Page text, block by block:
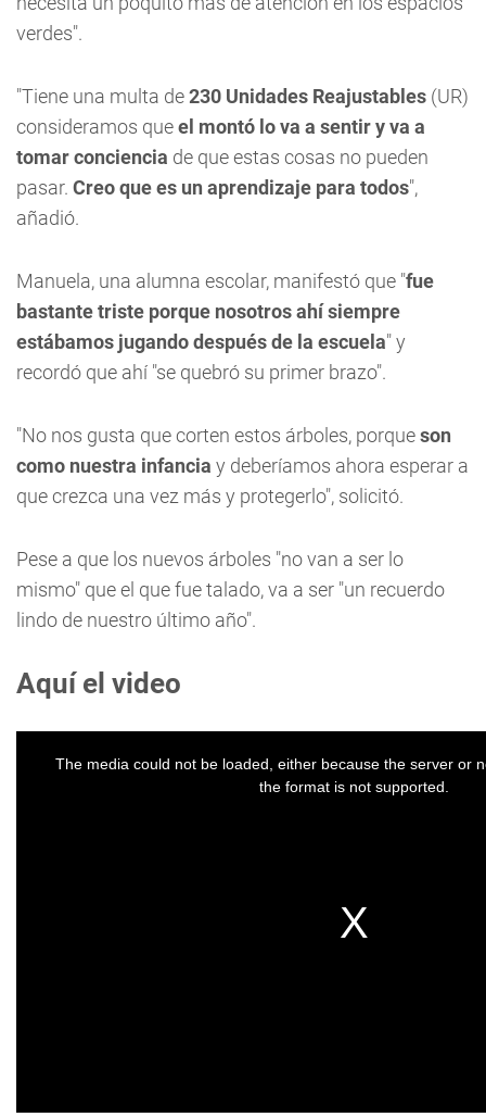
verdes".
"Tiene una multa de230 Unidades Reajustables (UR)
consideramos queel montó lo va a sentir y va a
tomar conciencia de que estas cosas no pueden
pasar. Creo que es un aprendizaje para todos",
añadió.
Manuela, una alumna escolar, manifestó que "fue
bastante triste porque nosotros ahí siempre
estábamos jugando después de la escuela" y
recordó que ahí "se quebró su primer brazo".
"No nos gusta que corten estos árboles, porqueson
como nuestra infancia y deberíamos ahora esperar a
que crezca una vez más y protegerlo", solicitó.
Pese a que los nuevos árboles "no van a ser lo
mismo" que el que fue talado, va a ser "un recuerdo
lindo de nuestro último año".
Aquí el video